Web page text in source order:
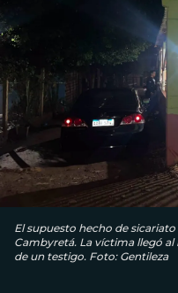
El supuesto hecho de
Cambyretá. La víctima llegó
de un testigo. Foto: Gentileza